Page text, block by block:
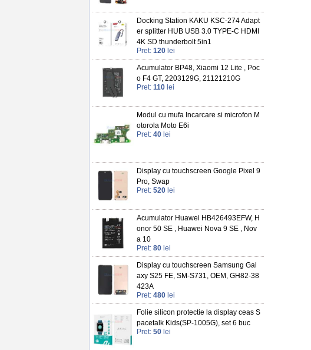
Docking Station KAKU KSC-274 Adapt
er splitter HUB USB 3.0 TYPE-C HDMI
4K SD thunderbolt 5in1
Pret: 120 lei
Acumulator BP48, Xiaomi 12 Lite , Poc
o F4 GT, 2203129G, 21121210G
Pret: 110 lei
Modul cu mufa Incarcare si microfon M
otorola Moto E6i
Pret: 40 lei
Display cu touchscreen Google Pixel 9
Pro, Swap
Pret: 520 lei
Acumulator Huawei HB426493EFW, H
onor 50 SE , Huawei Nova 9 SE , Nov
a 10
Pret: 80 lei
Display cu touchscreen Samsung Gal
axy S25 FE, SM-S731, OEM, GH82-38
423A
Pret: 480 lei
Folie silicon protectie la display ceas S
pacetalk Kids(SP-1005G), set 6 buc
Pret: 50 lei